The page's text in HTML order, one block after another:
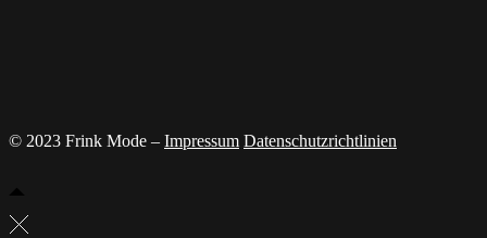
© 2023 Frink Mode – Impressum Datenschutzrichtlinien